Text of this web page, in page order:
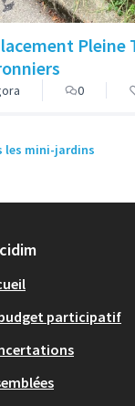
Pleine
0
les mini-jardins
participatif